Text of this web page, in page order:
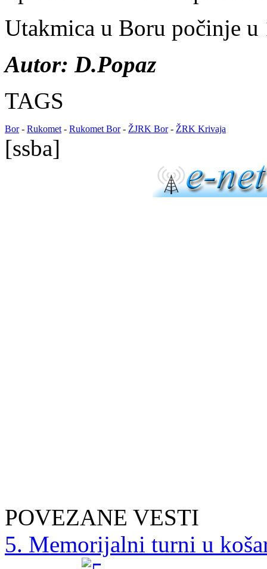
Utakmica u Boru počinje u
Autor: D.Popaz
TAGS
Bor- Rukomet - Rukomet Bor- ŽJRK Bor- ŽRK Krivaja
[ssba]
POVEZANE VESTI
5. Memorijalni turni u